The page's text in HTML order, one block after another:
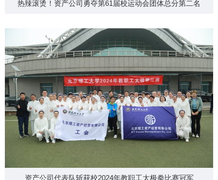
热辣滚烫！资产公司勇夺第61届校运动会团体总分第二名
资产公司代表队斩获校2024年教职工太极拳比赛冠军